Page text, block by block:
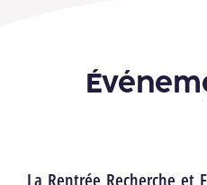
La Rentrée Recherche et